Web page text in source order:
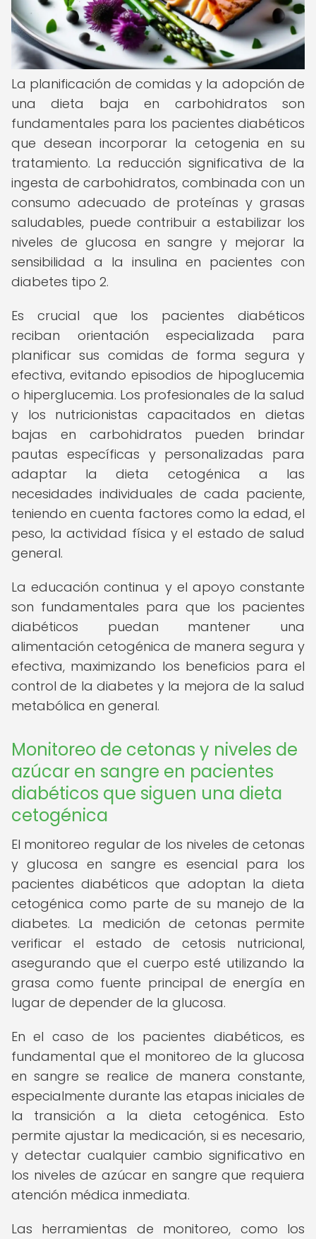
La planificación de comidas y la adopción de
una dieta baja en carbohidratos son
fundamentales para los pacientes diabéticos
que desean incorporar la cetogenia en su
tratamiento. La reducción significativa de la
ingesta de carbohidratos, combinada con un
consumo adecuado de proteínas y grasas
saludables, puede contribuir a estabilizar los
niveles de glucosa en sangre y mejorar la
sensibilidad a la insulina en pacientes con
diabetes tipo 2.
Es crucial que los pacientes diabéticos
reciban orientación especializada para
planificar sus comidas de forma segura y
efectiva, evitando episodios de hipoglucemia
o hiperglucemia. Los profesionales de la salud
y los nutricionistas capacitados en dietas
bajas en carbohidratos pueden brindar
pautas específicas y personalizadas para
adaptar la dieta cetogénica a las
necesidades individuales de cada paciente,
teniendo en cuenta factores como la edad, el
peso, la actividad física y el estado de salud
general.
La educación continua y el apoyo constante
son fundamentales para que los pacientes
diabéticos puedan mantener una
alimentación cetogénica de manera segura y
efectiva, maximizando los beneficios para el
control de la diabetes y la mejora de la salud
metabólica en general.
Monitoreo de cetonas y niveles de
azúcar en sangre en pacientes
diabéticos que siguen una dieta
cetogénica
El monitoreo regular de los niveles de cetonas
y glucosa en sangre es esencial para los
pacientes diabéticos que adoptan la dieta
cetogénica como parte de su manejo de la
diabetes. La medición de cetonas permite
verificar el estado de cetosis nutricional,
asegurando que el cuerpo esté utilizando la
grasa como fuente principal de energía en
lugar de depender de la glucosa.
En el caso de los pacientes diabéticos, es
fundamental que el monitoreo de la glucosa
en sangre se realice de manera constante,
especialmente durante las etapas iniciales de
la transición a la dieta cetogénica. Esto
permite ajustar la medicación, si es necesario,
y detectar cualquier cambio significativo en
los niveles de azúcar en sangre que requiera
atención médica inmediata.
Las herramientas de monitoreo, como los